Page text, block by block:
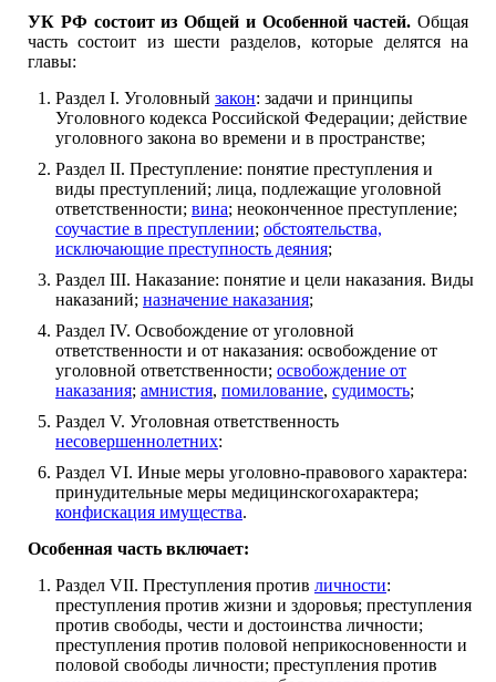
УК РФ состоит из Общей и Особенной частей. Общая
часть состоит из шести разделов, которые делятся на
главы:
Раздел I. Уголовный закон: задачи и принципы
Уголовного кодекса Российской Федерации; действие
уголовного закона во времени и в пространстве;
Раздел II. Преступление: понятие преступления и
виды преступлений; лица, подлежащие уголовной
ответственности; вина; неоконченное преступление;
соучастие в преступлении; обстоятельства,
исключающие преступность деяния;
Раздел III. Наказание: понятие и цели наказания. Виды
наказаний; назначение наказания;
Раздел IV. Освобождение от уголовной
ответственности и от наказания: освобождение от
уголовной ответственности; освобождение от
наказания; амнистия, помилование, судимость;
Раздел V. Уголовная ответственность
несовершеннолетних:
Раздел VI. Иные меры уголовно-правового характера:
принудительные меры медицинскогохарактера;
конфискация имущества.
Особенная часть включает:
Раздел VII. Преступления против личности:
преступления против жизни и здоровья; преступления
против свободы, чести и достоинства личности;
преступления против половой неприкосновенности и
половой свободы личности; преступления против